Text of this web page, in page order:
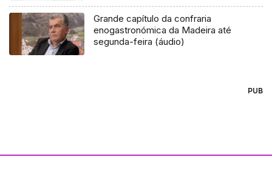
Grande capítulo da confraria
enogastronómica da Madeira até
segunda-feira (áudio)
PUB